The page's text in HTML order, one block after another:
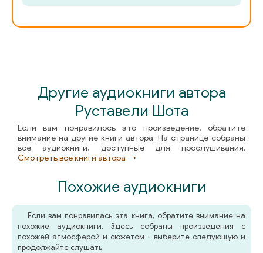
Другие аудиокниги автора
Руставели Шота
Если вам понравилось это произведение, обратите
внимание на другие книги автора. На странице собраны
все аудиокниги, доступные для прослушивания.
Смотреть все книги автора →
Похожие аудиокниги
Если вам понравилась эта книга, обратите внимание на
похожие аудиокниги. Здесь собраны произведения с
похожей атмосферой и сюжетом - выберите следующую и
продолжайте слушать.